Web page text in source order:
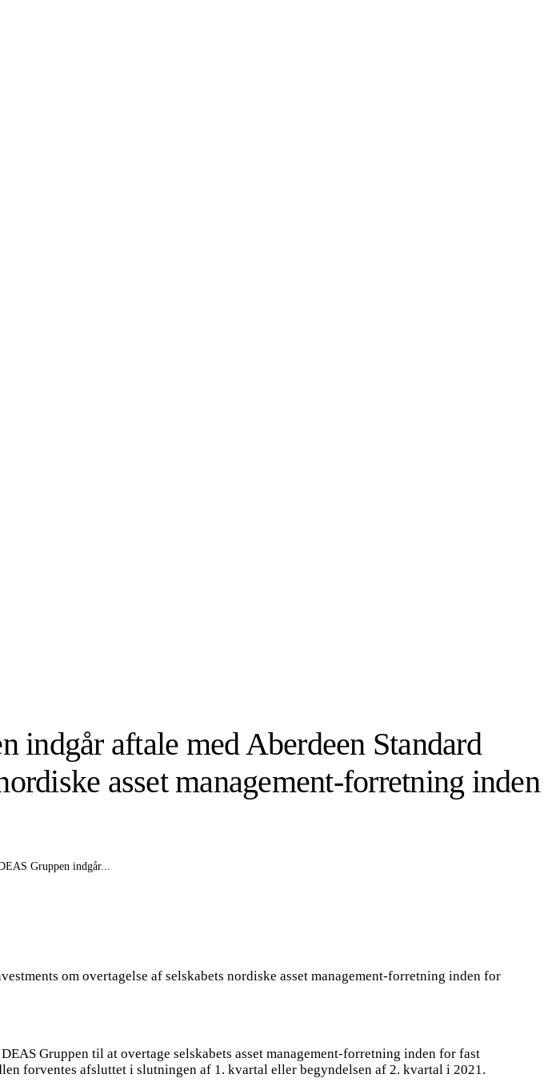
aftale med Aberdeen Standard
asset management-forretning inden
Gruppen indgår...
Gruppen til at overtage selskabets asset management-forretning inden for fast
forventes afsluttet i slutningen af 1. kvartal eller begyndelsen af 2. kvartal i 2021.